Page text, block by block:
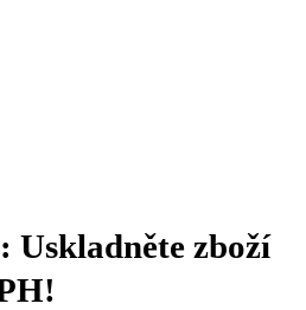
Uskladněte zboží